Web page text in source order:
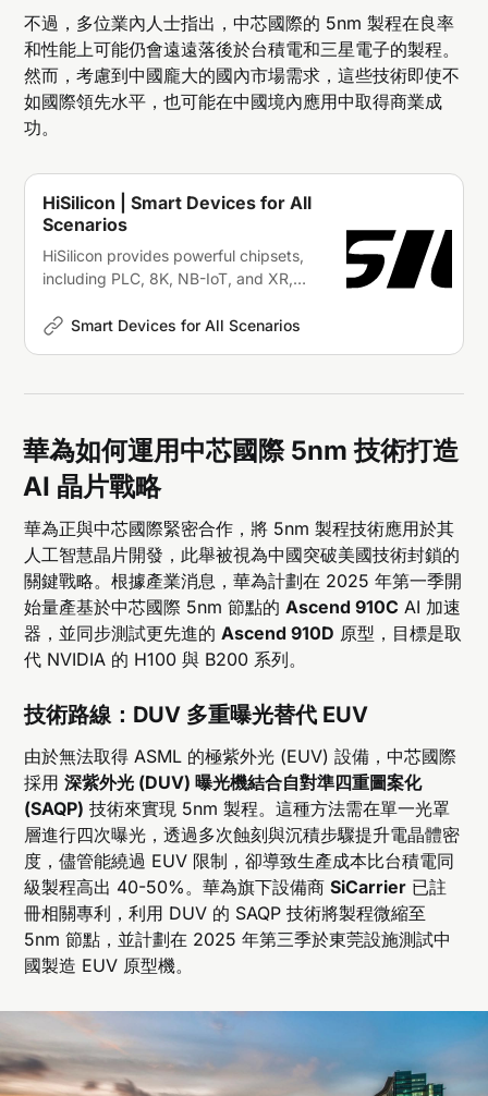
不過，多位業內人士指出，中芯國際的 5nm 製程在良率
和性能上可能仍會遠遠落後於台積電和三星電子的製程。
然而，考慮到中國龐大的國內市場需求，這些技術即使不
如國際領先水平，也可能在中國境內應用中取得商業成
功。
HiSilicon | Smart Devices for All
Scenarios
HiSilicon provides powerful chipsets,
including PLC, 8K, NB-IoT, and XR,
smart devices, display panels, home
Smart Devices for All Scenarios
華為如何運用中芯國際 5nm 技術打造
AI 晶片戰略
華為正與中芯國際緊密合作，將 5nm 製程技術應用於其
人工智慧晶片開發，此舉被視為中國突破美國技術封鎖的
關鍵戰略。根據產業消息，華為計劃在 2025 年第一季開
始量產基於中芯國際 5nm 節點的Ascend 910C AI 加速
器，並同步測試更先進的Ascend 910D 原型，目標是取
代 NVIDIA 的 H100 與 B200 系列。
技術路線：DUV 多重曝光替代 EUV
由於無法取得 ASML 的極紫外光 (EUV) 設備，中芯國際
採用深紫外光 (DUV) 曝光機結合自對準四重圖案化
(SAQP) 技術來實現 5nm 製程。這種方法需在單一光罩
層進行四次曝光，透過多次蝕刻與沉積步驟提升電晶體密
度，儘管能繞過 EUV 限制，卻導致生產成本比台積電同
級製程高出 40-50%。華為旗下設備商SiCarrier 已註
冊相關專利，利用 DUV 的 SAQP 技術將製程微縮至
5nm 節點，並計劃在 2025 年第三季於東莞設施測試中
國製造 EUV 原型機。